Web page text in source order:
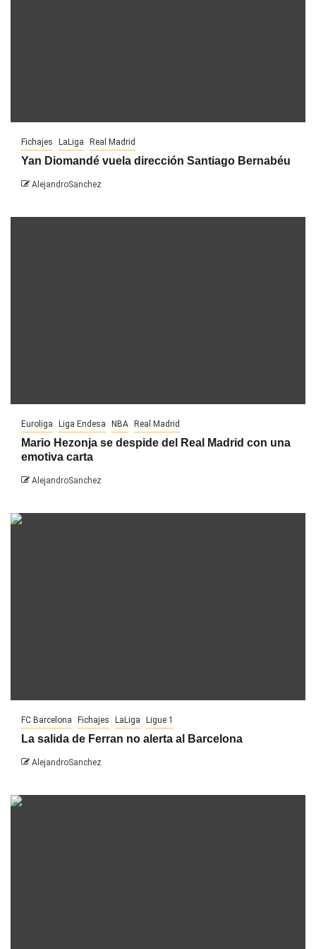
Fichajes LaLiga Real Madrid
Yan Diomandé vuela dirección Santiago Bernabéu
AlejandroSanchez
Euroliga Liga Endesa NBA Real Madrid
Mario Hezonja se despide del Real Madrid con una
emotiva carta
AlejandroSanchez
FC Barcelona Fichajes LaLiga Ligue 1
La salida de Ferran no alerta al Barcelona
AlejandroSanchez